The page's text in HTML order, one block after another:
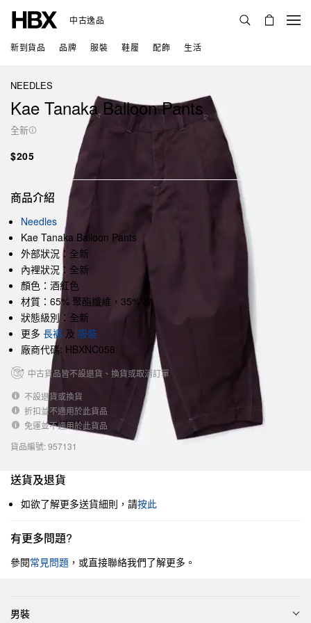
中古逸品
新到貨品 品牌 服裝 鞋履 配飾 生活
NEEDLES
Kae Tanaka Balloon Pants
全新
$205
商品介紹
Needles
Kae Tanaka Balloon Pants
外部狀況：全新
內裡狀況：全新
顏色：酒紅色
材質：65% 聚酯纖維，35% 棉
狀態級別：全新
更多 長褲 及 服裝
廠商代碼: HBXNC058
中古貨品皆不設退貨、換貨或取消訂單
不設退貨或換貨
折扣並不適用於此貨品
免運並不適用於此貨品
貨品編號: 957131
送貨及退貨
如欲了解更多送貨細則，請按此
有更多問題?
參閱常見問題 ，或直接聯絡我們了解更多。
男裝